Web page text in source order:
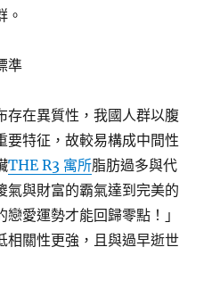
。
準
存在異質性，我國人群以腹
要特征，故較易構成中間性
THE R3 寓所脂肪過多與代
氣與財富的霸氣達到完美的
愛運勢才能回歸零點！」
相關性更強，且與過早逝世